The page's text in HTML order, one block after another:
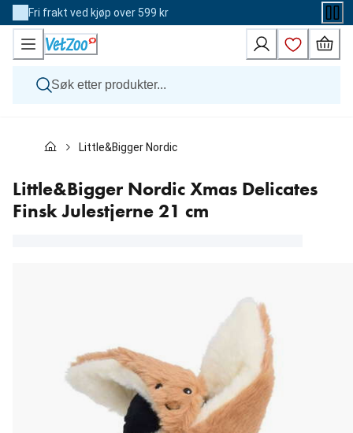
Skip
to
Content
Fri frakt ved kjøp over 599 kr
Katt
Andre dyr
Merker
Nyheter
Little&Bigger Nordic Xmas Delicates Finsk Julestjerne
Little&Bigger Nordic Xmas Delicates
Finsk Julestjerne 21 cm